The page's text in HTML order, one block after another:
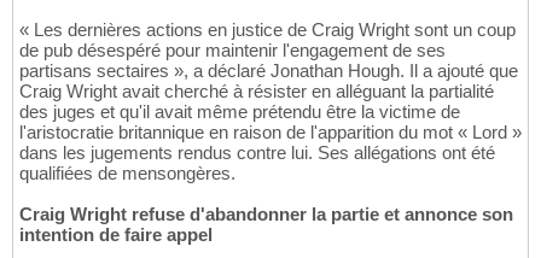
« Les dernières actions en justice de Craig Wright sont un coup
de pub désespéré pour maintenir l'engagement de ses
partisans sectaires », a déclaré Jonathan Hough. Il a ajouté que
Craig Wright avait cherché à résister en alléguant la partialité
des juges et qu'il avait même prétendu être la victime de
l'aristocratie britannique en raison de l'apparition du mot « Lord »
dans les jugements rendus contre lui. Ses allégations ont été
qualifiées de mensongères.
Craig Wright refuse d'abandonner la partie et annonce son
intention de faire appel